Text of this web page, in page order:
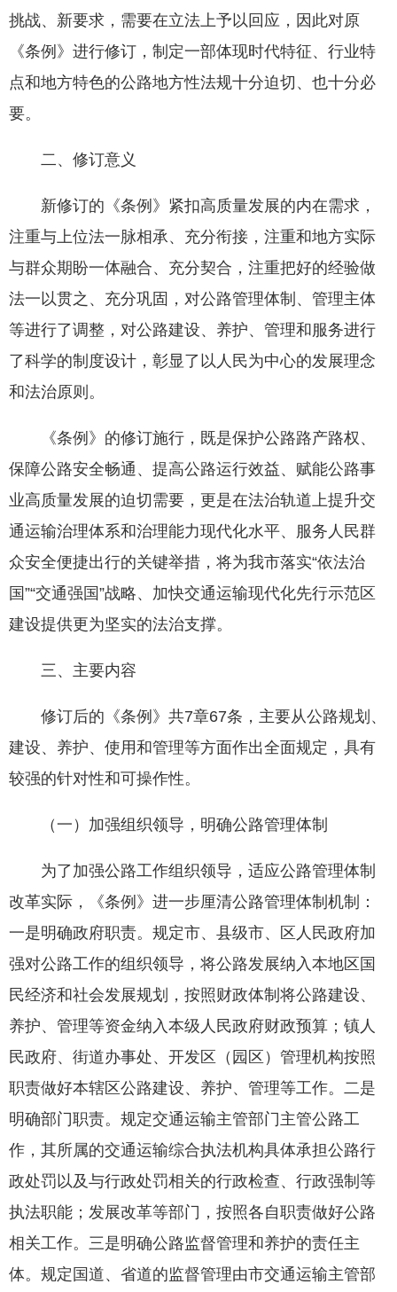
挑战、新要求，需要在立法上予以回应，因此对原
《条例》进行修订，制定一部体现时代特征、行业特
点和地方特色的公路地方性法规十分迫切、也十分必
要。
二、修订意义
新修订的《条例》紧扣高质量发展的内在需求，
注重与上位法一脉相承、充分衔接，注重和地方实际
与群众期盼一体融合、充分契合，注重把好的经验做
法一以贯之、充分巩固，对公路管理体制、管理主体
等进行了调整，对公路建设、养护、管理和服务进行
了科学的制度设计，彰显了以人民为中心的发展理念
和法治原则。
《条例》的修订施行，既是保护公路路产路权、
保障公路安全畅通、提高公路运行效益、赋能公路事
业高质量发展的迫切需要，更是在法治轨道上提升交
通运输治理体系和治理能力现代化水平、服务人民群
众安全便捷出行的关键举措，将为我市落实“依法治
国”“交通强国”战略、加快交通运输现代化先行示范区
建设提供更为坚实的法治支撑。
三、主要内容
修订后的《条例》共7章67条，主要从公路规划、
建设、养护、使用和管理等方面作出全面规定，具有
较强的针对性和可操作性。
（一）加强组织领导，明确公路管理体制
为了加强公路工作组织领导，适应公路管理体制
改革实际，《条例》进一步厘清公路管理体制机制：
一是明确政府职责。规定市、县级市、区人民政府加
强对公路工作的组织领导，将公路发展纳入本地区国
民经济和社会发展规划，按照财政体制将公路建设、
养护、管理等资金纳入本级人民政府财政预算；镇人
民政府、街道办事处、开发区（园区）管理机构按照
职责做好本辖区公路建设、养护、管理等工作。二是
明确部门职责。规定交通运输主管部门主管公路工
作，其所属的交通运输综合执法机构具体承担公路行
政处罚以及与行政处罚相关的行政检查、行政强制等
执法职能；发展改革等部门，按照各自职责做好公路
相关工作。三是明确公路监督管理和养护的责任主
体。规定国道、省道的监督管理由市交通运输主管部